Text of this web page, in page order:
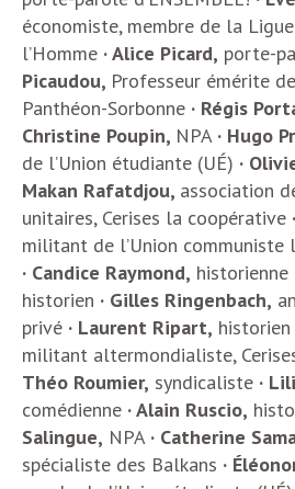
économiste, membre de la
l’Homme · Alice Picard, porte-
Picaudou, Professeur émérite
Panthéon-Sorbonne · Régis
Christine Poupin, NPA · Hugo
de l’Union étudiante (UÉ) ·
Makan Rafatdjou, association
unitaires, Cerises la coopérative
militant de l’Union communiste
· Candice Raymond, historienne
historien · Gilles Ringenbach,
privé · Laurent Ripart, historien
militant altermondialiste,
Théo Roumier, syndicaliste ·
comédienne · Alain Ruscio,
Salingue, NPA · Catherine
spécialiste des Balkans ·